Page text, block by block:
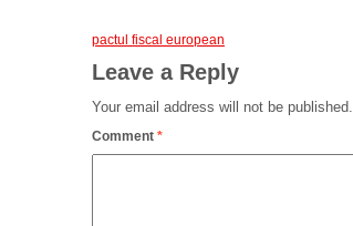
pactul fiscal european
Leave a Reply
Your email address will not be published.
Comment *